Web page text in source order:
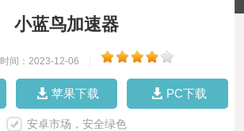
小蓝鸟加速器
时间：2023-12-06
苹果下载 PC下载
安卓市场，安全绿色